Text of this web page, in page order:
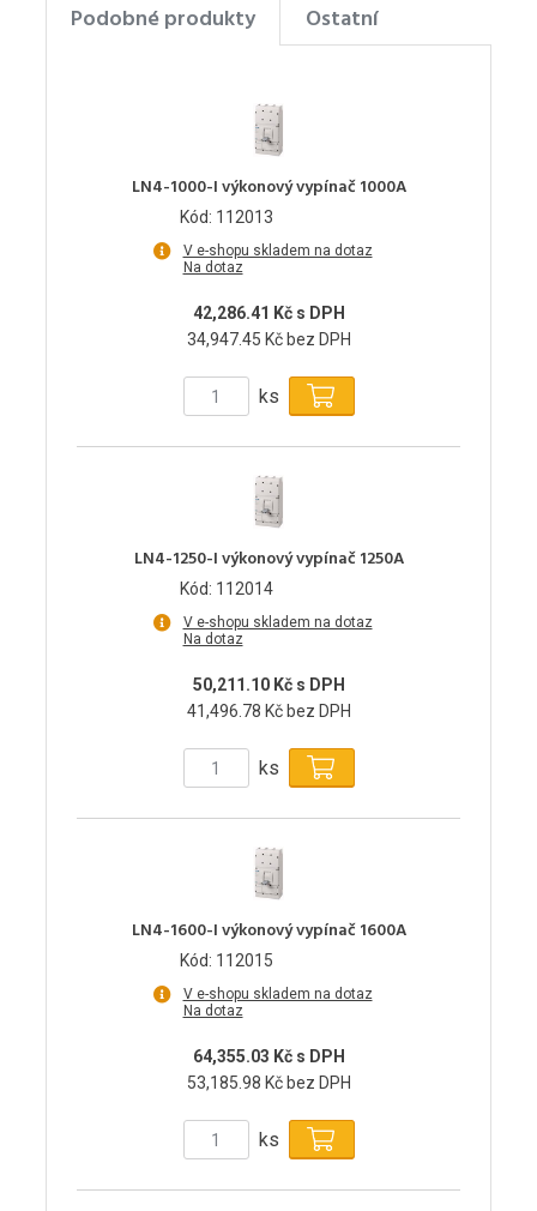
Podobné produkty Ostatní
LN4-1000-I výkonový vypínač 1000A
Kód: 112013
V e-shopu skladem na dotaz
Na dotaz
42,286.41 Kč s DPH
34,947.45 Kč bez DPH
ks
LN4-1250-I výkonový vypínač 1250A
Kód: 112014
V e-shopu skladem na dotaz
Na dotaz
50,211.10 Kč s DPH
41,496.78 Kč bez DPH
ks
LN4-1600-I výkonový vypínač 1600A
Kód: 112015
V e-shopu skladem na dotaz
Na dotaz
64,355.03 Kč s DPH
53,185.98 Kč bez DPH
ks